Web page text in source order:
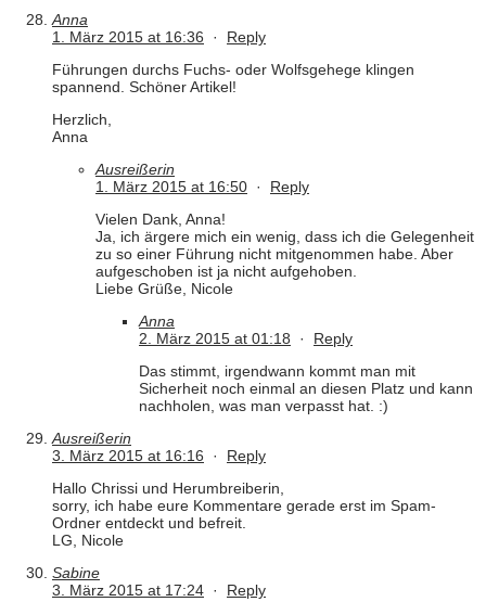
Anna
1. März 2015 at 16:36 · Reply
Führungen durchs Fuchs- oder Wolfsgehege klingen
spannend. Schöner Artikel!
Herzlich,
Anna
Ausreißerin
1. März 2015 at 16:50 · Reply
Vielen Dank, Anna!
Ja, ich ärgere mich ein wenig, dass ich die Gelegenheit
zu so einer Führung nicht mitgenommen habe. Aber
aufgeschoben ist ja nicht aufgehoben.
Liebe Grüße, Nicole
Anna
2. März 2015 at 01:18 · Reply
Das stimmt, irgendwann kommt man mit
Sicherheit noch einmal an diesen Platz und kann
nachholen, was man verpasst hat. :)
Ausreißerin
3. März 2015 at 16:16 · Reply
Hallo Chrissi und Herumbreiberin,
sorry, ich habe eure Kommentare gerade erst im Spam-
Ordner entdeckt und befreit.
LG, Nicole
Sabine
3. März 2015 at 17:24 · Reply